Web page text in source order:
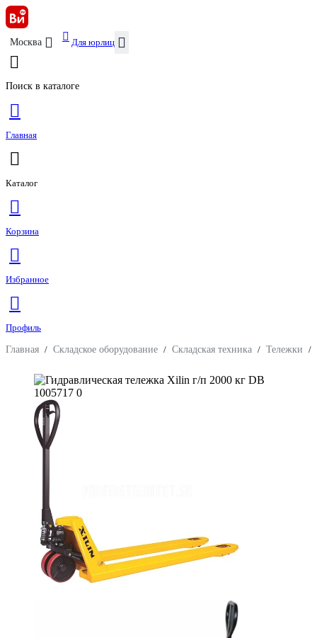
Москва Для юрлиц
Поиск в каталоге
Главная
Каталог
Корзина
Избранное
Профиль
Главная / Складское оборудование / Складская техника / Тележки /